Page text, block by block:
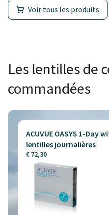
Voir tous les produits
Les lentilles de
commandées
ACUVUE OASYS 1-Day
lentilles journalières
€ 72,30